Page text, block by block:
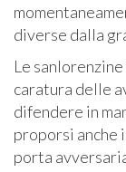
diverse dalla
Le
caratura delle
difendere in
proporsi anche
porta